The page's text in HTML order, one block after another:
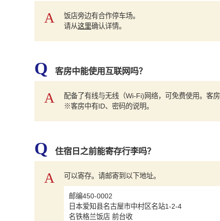
A
饭店旁边有合作停车场。
请从这里确认详情。
Q 客房中能使用互联网吗？
A
配备了有线与无线（Wi-Fi)网络，可免费使用。客
※客房中有ID、密码的说明。
Q 住宿日之前能寄存行李吗？
A 可以寄存。请邮寄到以下地址。
邮编450-0002
日本爱知县名古屋市中村区名站1-2-4
名铁格兰饭店 前台收